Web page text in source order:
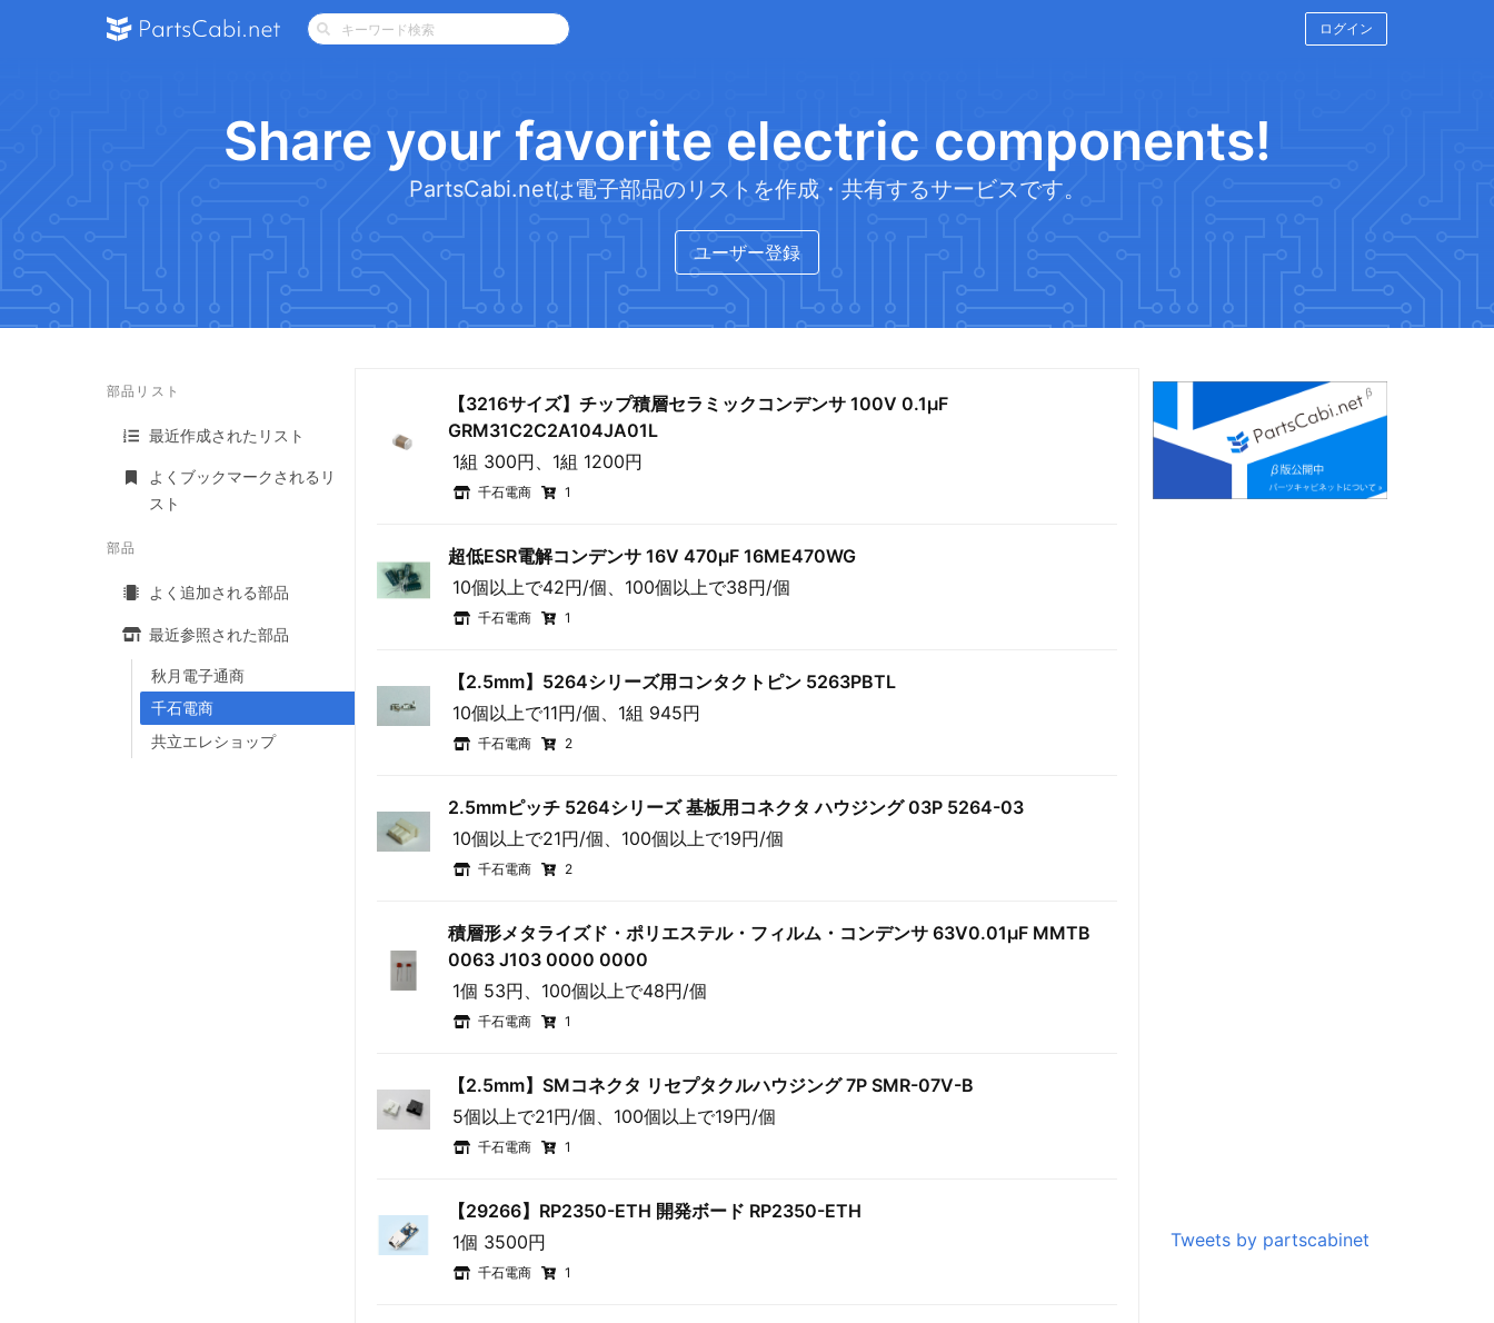
ログイン
Share your favorite electric components!
PartsCabi.netは電子部品のリストを作成・共有するサービスです。
ユーザー登録
部品リスト
最近作成されたリスト
よくブックマークされるリ
スト
部品
よく追加される部品
最近参照された部品
秋月電子通商
千石電商
共立エレショップ
【3216サイズ】チップ積層セラミックコンデンサ 100V 0.1μF
GRM31C2C2A104JA01L
1組 300円、1組 1200円
千石電商 1
超低ESR電解コンデンサ 16V 470μF 16ME470WG
10個以上で42円/個、100個以上で38円/個
千石電商 1
【2.5mm】5264シリーズ用コンタクトピン 5263PBTL
10個以上で11円/個、1組 945円
千石電商 2
2.5mmピッチ 5264シリーズ 基板用コネクタ ハウジング 03P 5264-03
10個以上で21円/個、100個以上で19円/個
千石電商 2
積層形メタライズド・ポリエステル・フィルム・コンデンサ 63V0.01μF MMTB
0063 J103 0000 0000
1個 53円、100個以上で48円/個
千石電商 1
【2.5mm】SMコネクタ リセプタクルハウジング 7P SMR-07V-B
5個以上で21円/個、100個以上で19円/個
千石電商 1
【29266】RP2350-ETH 開発ボード RP2350-ETH
1個 3500円
千石電商 1
Tweets by partscabinet